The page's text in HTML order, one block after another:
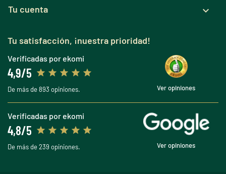
Tu cuenta 
Tu satisfacción, ¡nuestra prioridad!
Verificadas por ekomi
4,9/5
De más de 893 opiniones. Ver opiniones
Verificadas por ekomi
4,8/5
De más de 239 opiniones. Ver opiniones